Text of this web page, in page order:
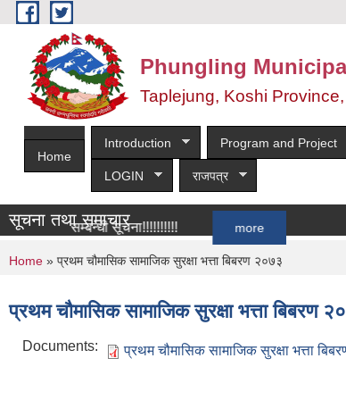
Skip to main content
Phungling
Taplejung, Koshi
Home
Introduction Program and Project
LOGIN राजपत्र
सूचना तथा समाचार
सम्बन्धी सूचना!!!!!!!!!!
You are here
Home » प्रथम चौमासिक सामाजिक सुरक्षा भत्ता बिबरण २०७३
प्रथम चौमासिक सामाजिक सुरक्षा भत्ता बिबरण
Documents: प्रथम चौमासिक सामाजिक सुरक्षा भत्ता